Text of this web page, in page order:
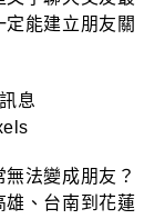
能建立朋友關
法變成朋友？
、台南到花蓮